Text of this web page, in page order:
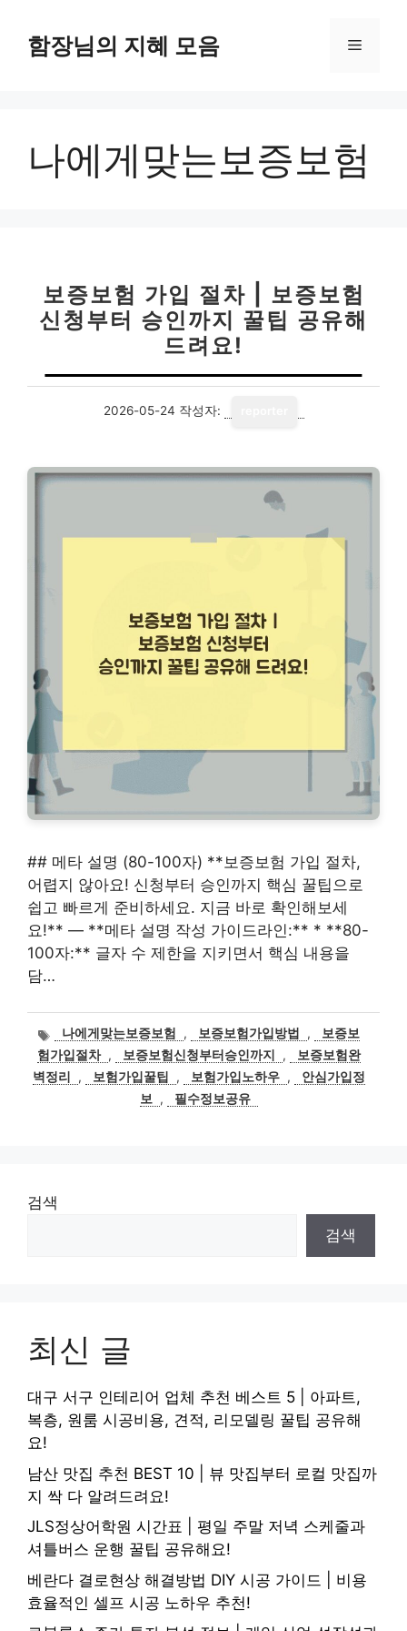
함장님의 지혜 모음 메
나에게맞는보증보험
보증보험 가입 절차 | 보증보험
신청부터 승인까지 꿀팁 공유해
드려요!
2026-05-24 작성자:
## 메타 설명 (80-100자) **보증보험 가입 절차,
어렵지 않아요! 신청부터 승인까지 핵심 꿀팁으로
쉽고 빠르게 준비하세요. 지금 바로 확인해보세
요!** — **메타 설명 작성 가이드라인:** * **80-
100자:** 글자 수 제한을 지키면서 핵심 내용을
담…
태
그
나에게맞는보증보험 , 보증보험가입방법 ,
보증보
험가입절차 , 보증보험신청부터승인까지 ,
보증보험완
벽정리
, 보험가입꿀팁 , 보험가입노하우 ,
안심가입정
보
, 필수정보공유
검색
검색
최신 글
대구 서구 인테리어 업체 추천 베스트 5 | 아파트,
복층, 원룸 시공비용, 견적, 리모델링 꿀팁 공유해
요!
남산 맛집 추천 BEST 10 | 뷰 맛집부터 로컬 맛집까
지 싹 다 알려드려요!
JLS정상어학원 시간표 | 평일 주말 저녁 스케줄과
셔틀버스 운행 꿀팁 공유해요!
베란다 결로현상 해결방법 DIY 시공 가이드 | 비용
효율적인 셀프 시공 노하우 추천!